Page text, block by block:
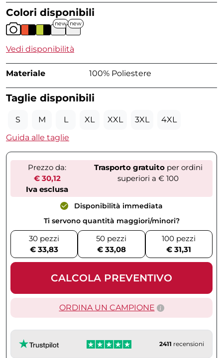
Colori disponibili
new new
Vedi disponibilità
Materiale 100% Poliestere
Taglie disponibili
S M L XL XXL 3XL
4XL
Guida alle taglie
Prezzo da:
€ 30,12
Iva esclusa
Trasporto gratuitoper ordini
superiori a € 100
Disponibilità immediata
Ti servono quantità maggiori/minori?
30 pezzi
€ 33,83
50 pezzi
€ 33,08
100 pezzi
€ 31,31
CALCOLA PREVENTIVO
ORDINA UN CAMPIONE
2411 recensioni